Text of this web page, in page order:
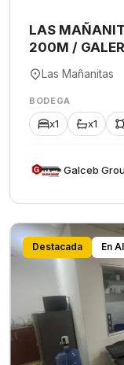
LAS
200M /
Las Mañanitas
BODEGA
x1 x1
Destacada En